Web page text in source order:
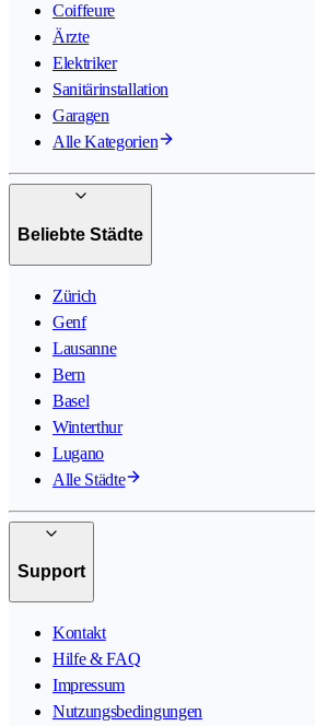
Coiffeure
Ärzte
Elektriker
Sanitärinstallation
Garagen
Alle Kategorien
Beliebte Städte
Zürich
Genf
Lausanne
Bern
Basel
Winterthur
Lugano
Alle Städte
Support
Kontakt
Hilfe & FAQ
Impressum
Nutzungsbedingungen